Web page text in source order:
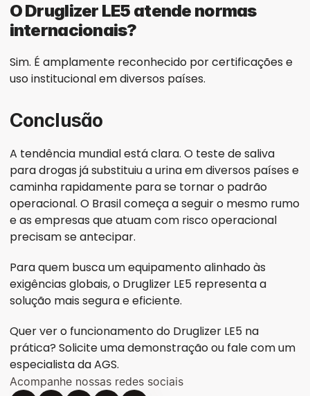
O Druglizer LE5 atende normas
internacionais?
Sim. É amplamente reconhecido por certificações e
uso institucional em diversos países.
Conclusão
A tendência mundial está clara. O teste de saliva
para drogas já substituiu a urina em diversos países e
caminha rapidamente para se tornar o padrão
operacional. O Brasil começa a seguir o mesmo rumo
e as empresas que atuam com risco operacional
precisam se antecipar.
Para quem busca um equipamento alinhado às
exigências globais, o Druglizer LE5 representa a
solução mais segura e eficiente.
Quer ver o funcionamento do Druglizer LE5 na
prática? Solicite uma demonstração ou fale com um
especialista da AGS.
Acompanhe nossas redes sociais